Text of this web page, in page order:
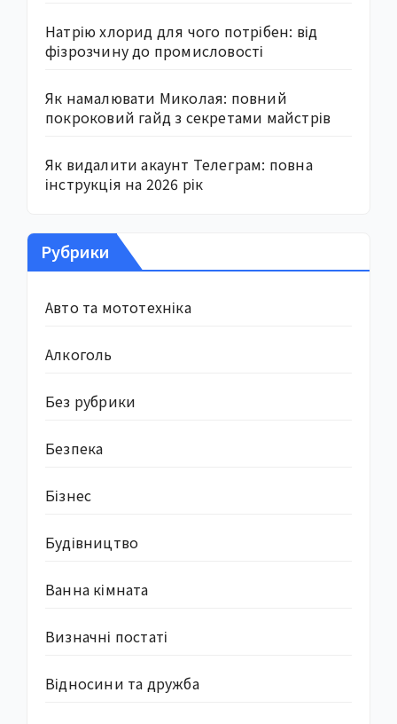
Натрію хлорид для чого потрібен: від
фізрозчину до промисловості
Як намалювати Миколая: повний
покроковий гайд з секретами майстрів
Як видалити акаунт Телеграм: повна
інструкція на 2026 рік
Рубрики
Авто та мототехніка
Алкоголь
Без рубрики
Безпека
Бізнес
Будівництво
Ванна кімната
Визначні постаті
Відносини та дружба